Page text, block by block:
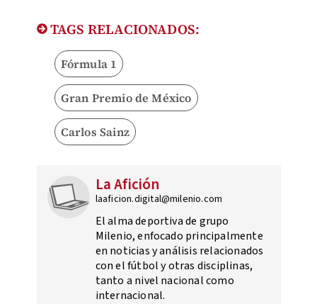
TAGS RELACIONADOS:
Fórmula 1
Gran Premio de México
Carlos Sainz
La Afición
laaficion.digital@milenio.com
El alma deportiva de grupo
Milenio, enfocado principalmente
en noticias y análisis relacionados
con el fútbol y otras disciplinas,
tanto a nivel nacional como
internacional.